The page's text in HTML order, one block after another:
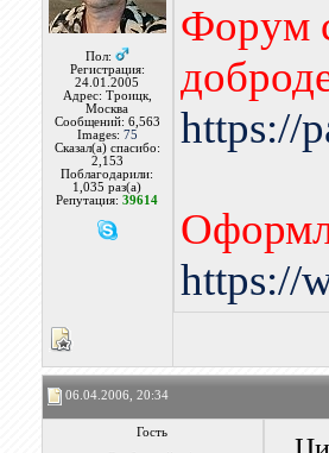
Пол:
Регистрация:
24.01.2005
Адрес: Троицк,
Москва
Сообщений: 6,563
Images: 75
Сказал(а) спасибо:
2,153
Поблагодарили:
1,035 раз(а)
Репутация:39614
Форум
https://
https://
06.04.2006, 20:34
Гость